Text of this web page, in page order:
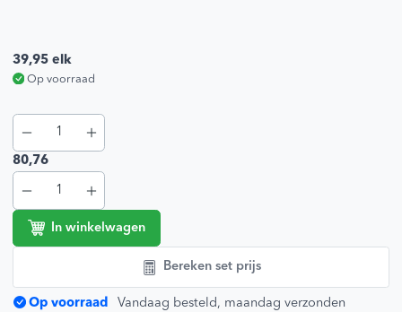
39,95 elk
Op voorraad
80,76
In winkelwagen
Bereken set prijs
Op voorraad
Vandaag besteld, maandag verzonden